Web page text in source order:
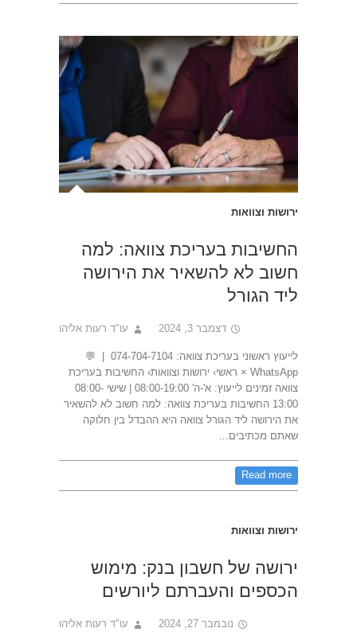
ירושות וצוואות
החשיבות בעריכת צוואה: למה
חשוב לא להשאיר את הירושה
ליד הגורל
עו"ד רעות אליהו דצמבר 3, 2024
לייעוץ ראשוני בעריכת צוואה: 074-704-7104 | 💬
WhatsApp × ראשי› ירושות וצוואות› החשיבות בעריכת
צוואה זמינים לייעוץ: א'-ה' 08:00-19:00 | שישי 08:00-
13:00 החשיבות בעריכת צוואה: למה חשוב לא להשאיר
את הירושה ליד הגורל צוואה היא ההבדל בין חלוקה
שאתם מכתיבים…
Read more
ירושות וצוואות
ירושה של חשבון בנק: מימוש
הכספים והעברתם ליורשים
עו"ד רעות אליהו נובמבר 27, 2024